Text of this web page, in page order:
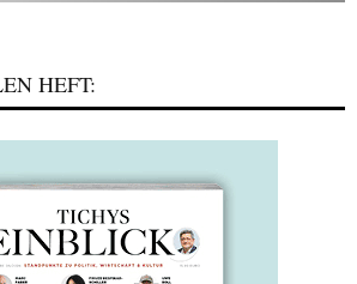
HEFT: